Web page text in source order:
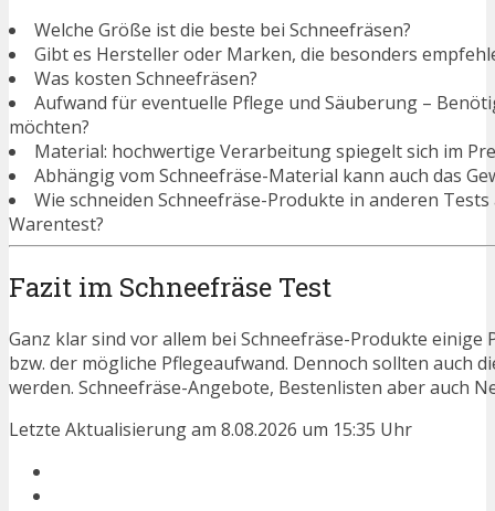
Welche Größe ist die beste bei Schneefräsen?
Gibt es Hersteller oder Marken, die besonders
Was kosten Schneefräsen?
Aufwand für eventuelle Pflege und Säuberung –
möchten?
Material: hochwertige Verarbeitung spiegelt sich im
Abhängig vom Schneefräse-Material kann auch das
Wie schneiden Schneefräse-Produkte in anderen
Warentest?
Fazit im Schneefräse Test
Ganz klar sind vor allem bei Schneefräse-Produkte
bzw. der mögliche Pflegeaufwand. Dennoch sollten auch
werden. Schneefräse-Angebote, Bestenlisten aber auch
Letzte Aktualisierung am 8.08.2026 um 15:35 Uhr